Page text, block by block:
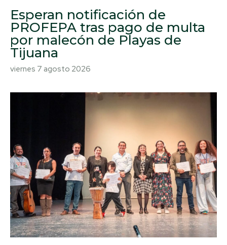
Esperan notificación de
PROFEPA tras pago de multa
por malecón de Playas de
Tijuana
viernes 7 agosto 2026